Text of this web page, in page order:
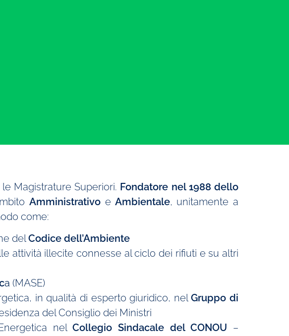
Magistrature Superiori. Fondatore nel 1988 dello
Amministrativo e Ambientale, unitamente a
come:
delCodice dell’Ambiente
attività illecite connesse al ciclo dei rifiuti e su altri
a (MASE)
in qualità di esperto giuridico, nelGruppo di
del Consiglio dei Ministri
nelCollegio Sindacale del CONOU –